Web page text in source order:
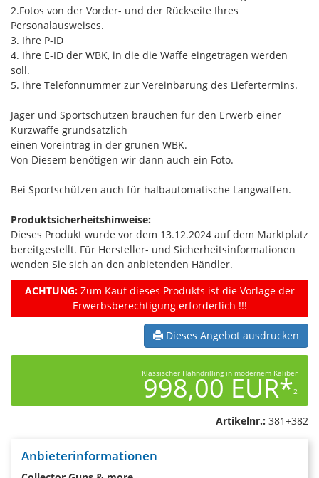
​​​2.Fotos von der Vorder- und der Rückseite Ihres
Personalausweises.
3. Ihre P-ID
4. Ihre E-ID der WBK, in die die Waffe eingetragen werden
soll.
​​5. Ihre Telefonnummer zur Vereinbarung des Liefertermins.
Jäger und Sportschützen brauchen für den Erwerb einer
Kurzwaffe grundsätzlich
einen Voreintrag in der grünen WBK.
Von Diesem benötigen wir dann auch ein Foto.
Bei Sportschützen auch für halbautomatische Langwaffen.
Produktsicherheitshinweise:
Dieses Produkt wurde vor dem 13.12.2024 auf dem Marktplatz
bereitgestellt. Für Hersteller- und Sicherheitsinformationen
wenden Sie sich an den anbietenden Händler.
ACHTUNG:Zum Kauf dieses Produkts ist die Vorlage der
Erwerbsberechtigung erforderlich !!!
Dieses Angebot ausdrucken
Klassischer Hahndrilling in modernem Kaliber
998,00 EUR*2
Artikelnr.: 381+382
Anbieterinformationen